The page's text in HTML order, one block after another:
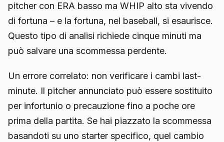
pitcher con ERA basso ma WHIP alto sta vivendo
di fortuna – e la fortuna, nel baseball, si esaurisce.
Questo tipo di analisi richiede cinque minuti ma
può salvare una scommessa perdente.
Un errore correlato: non verificare i cambi last-
minute. Il pitcher annunciato può essere sostituito
per infortunio o precauzione fino a poche ore
prima della partita. Se hai piazzato la scommessa
basandoti su uno starter specifico, quel cambio